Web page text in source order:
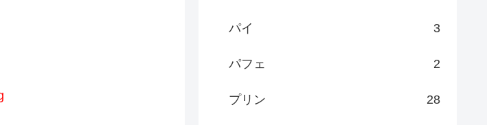
パイ 3
パフェ 2
プリン 28